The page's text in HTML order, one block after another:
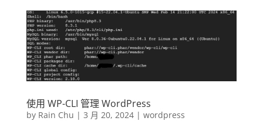
使用 WP-CLI 管理 WordPress
by Rain Chu | 3 月 20, 2024| wordpress